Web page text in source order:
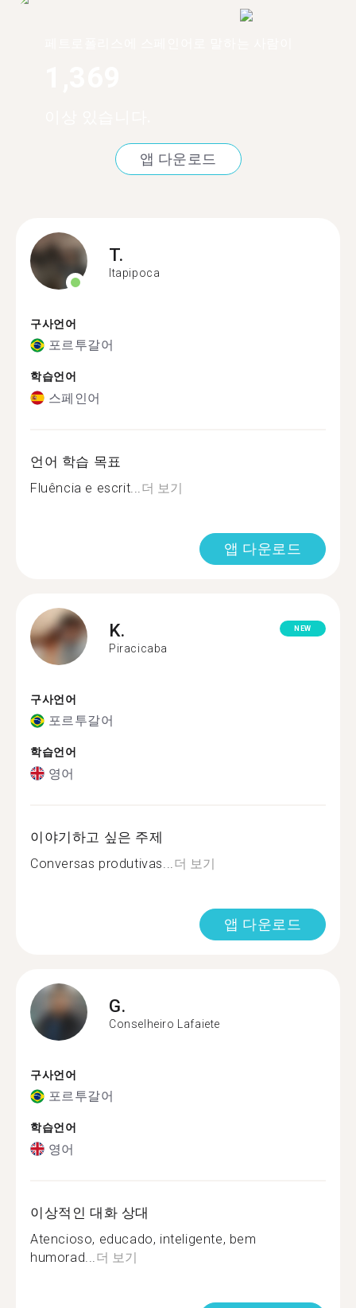
앱 다운로드
T.
Itapipoca
구사언어
포르투갈어
학습언어
스페인어
언어 학습 목표
Fluência e escrit... 더 보기
앱 다운로드
K.
Piracicaba
NEW
구사언어
포르투갈어
학습언어
영어
이야기하고 싶은 주제
Conversas produtivas... 더 보기
앱 다운로드
G.
Conselheiro Lafaiete
구사언어
포르투갈어
학습언어
영어
이상적인 대화 상대
Atencioso, educado, inteligente, bem
humorad... 더 보기